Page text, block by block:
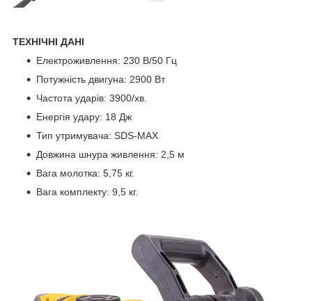
ТЕХНІЧНІ ДАНІ
Електроживлення: 230 В/50 Гц
Потужність двигуна: 2900 Вт
Частота ударів: 3900/хв.
Енергія удару: 18 Дж
Тип утримувача: SDS-MAX
Довжина шнура живлення: 2,5 м
Вага молотка: 5,75 кг.
Вага комплекту: 9,5 кг.